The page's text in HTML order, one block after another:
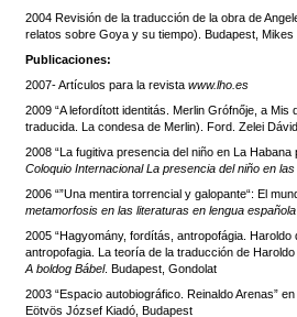
2004 Revisión de la traducción de la obra de
relatos sobre Goya y su tiempo). Budapest, Mikes
Publicaciones:
2007- Artículos para la revista www.lho.es
2009 “A lefordított identitás. Merlin Grófnője, a
traducida. La condesa de Merlin). Ford. Zelei
2008 “La fugitiva presencia del niño en La
Coloquio Internacional La presencia del niño en
2006 “”Una mentira torrencial y galopante“: El
metamorfosis en las literaturas en lengua española
2005 “Hagyomány, fordítás, antropofágia.
antropofagia. La teoría de la traducción de
A boldog Bábel. Budapest, Gondolat
2003 “Espacio autobiográfico. Reinaldo Arenas” en
Eötvös József Kiadó, Budapest